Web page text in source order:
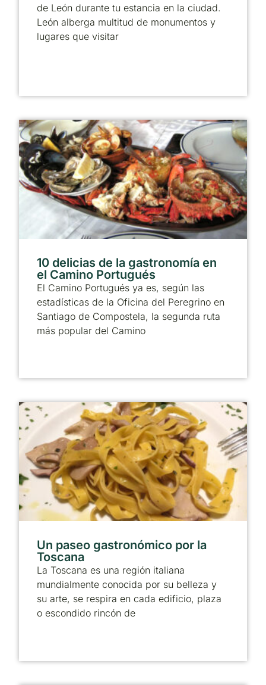
de León durante tu estancia en la ciudad.
León alberga multitud de monumentos y
lugares que visitar
10 delicias de la gastronomía en
el Camino Portugués
El Camino Portugués ya es, según las
estadísticas de la Oficina del Peregrino en
Santiago de Compostela, la segunda ruta
más popular del Camino
Un paseo gastronómico por la
Toscana
La Toscana es una región italiana
mundialmente conocida por su belleza y
su arte, se respira en cada edificio, plaza
o escondido rincón de